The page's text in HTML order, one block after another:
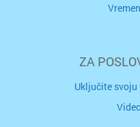
ZA
Uključite